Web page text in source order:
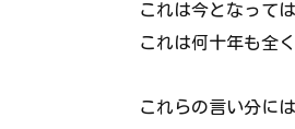
これは今となって
これは何十年も全
これらの言い分に